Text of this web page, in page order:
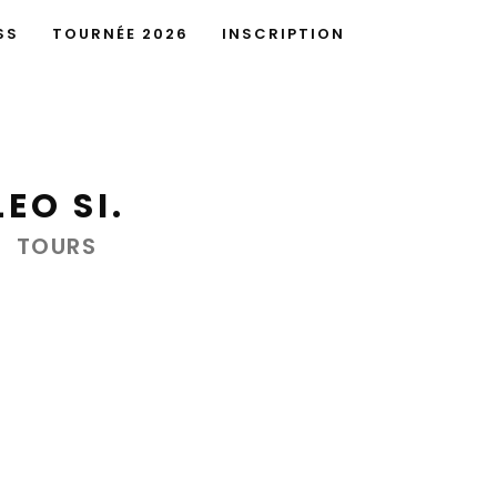
TOURNÉE 2026 INSCRIPTION
SI.
TOURS